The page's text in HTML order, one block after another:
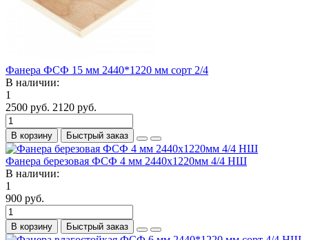
Фанера ФСФ 15 мм 2440*1220 мм сорт 2/4
В наличии:
1
2500 руб. 2120 руб.
В корзину Быстрый заказ
Фанера березовая ФСФ 4 мм 2440х1220мм 4/4 НШ
В наличии:
1
900 руб.
В корзину Быстрый заказ